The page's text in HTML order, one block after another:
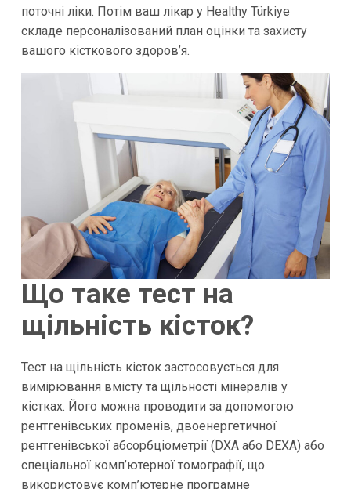
поточні ліки. Потім ваш лікар у Healthy Türkiye
складе персоналізований план оцінки та захисту
вашого кісткового здоров’я.
Що таке тест на
щільність кісток?
Тест на щільність кісток застосовується для
вимірювання вмісту та щільності мінералів у
кістках. Його можна проводити за допомогою
рентгенівських променів, двоенергетичної
рентгенівської абсорбціометрії (DXA або DEXA) або
спеціальної комп’ютерної томографії, що
використовує комп’ютерне програмне